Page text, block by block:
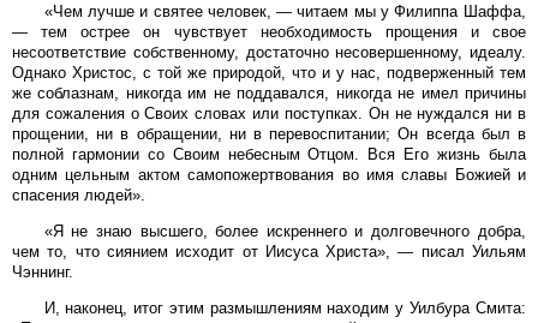
«Чем лучше и святее человек, — читаем мы у Филиппа Шаффа,
— тем острее он чувствует необходимость прощения и свое
несоответствие собственному, достаточно несовершенному, идеалу.
Однако Христос, с той же природой, что и у нас, подверженный тем
же соблазнам, никогда им не поддавался, никогда не имел причины
для сожаления о Своих словах или поступках. Он не нуждался ни в
прощении, ни в обращении, ни в перевоспитании; Он всегда был в
полной гармонии со Своим небесным Отцом. Вся Его жизнь была
одним цельным актом самопожертвования во имя славы Божией и
спасения людей».
«Я не знаю высшего, более искреннего и долговечного добра,
чем то, что сиянием исходит от Иисуса Христа», — писал Уильям
Чэннинг.
И, наконец, итог этим размышлениям находим у Уилбура Смита: